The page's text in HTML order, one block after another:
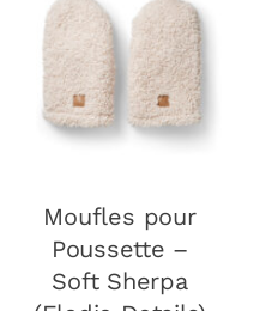
DÉTAILS
Moufles pour
Poussette –
Soft Sherpa